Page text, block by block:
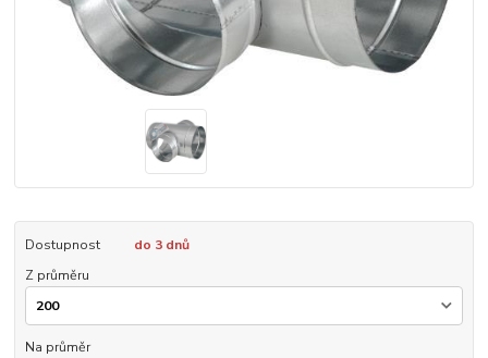
Dostupnost
do 3 dnů
Z průměru
Na průměr